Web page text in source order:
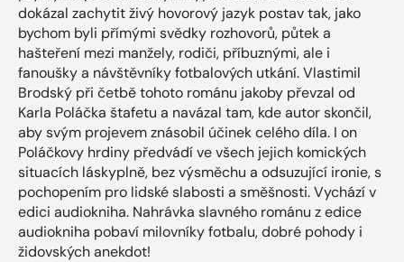
dokázal zachytit živý hovorový jazyk postav tak, jako
bychom byli přímými svědky rozhovorů, půtek a
hašteření mezi manžely, rodiči, příbuznými, ale i
fanoušky a návštěvníky fotbalových utkání. Vlastimil
Brodský při četbě tohoto románu jakoby převzal od
Karla Poláčka štafetu a navázal tam, kde autor skončil,
aby svým projevem znásobil účinek celého díla. I on
Poláčkovy hrdiny předvádí ve všech jejich komických
situacích láskyplně, bez výsměchu a odsuzující ironie, s
pochopením pro lidské slabosti a směšnosti. Vychází v
edici audiokniha. Nahrávka slavného románu z edice
audiokniha pobaví milovníky fotbalu, dobré pohody i
židovských anekdot!